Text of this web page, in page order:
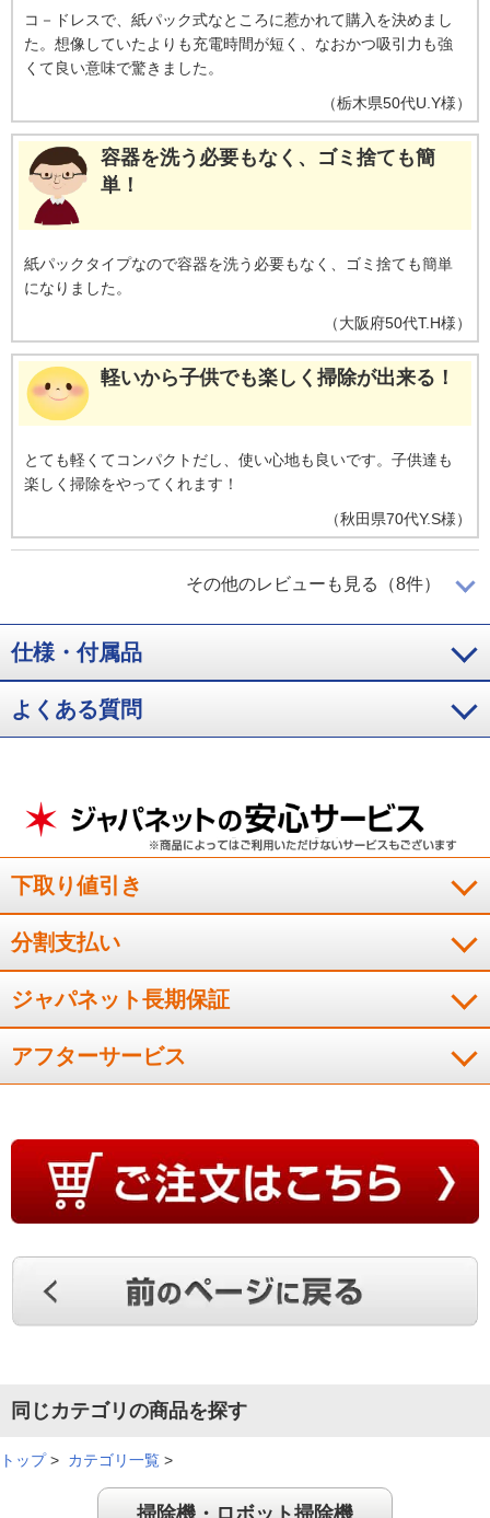
コ－ドレスで、紙パック式なところに惹かれて購入を決めまし
た。想像していたよりも充電時間が短く、なおかつ吸引力も強
くて良い意味で驚きました。
（栃木県50代U.Y様）
容器を洗う必要もなく、ゴミ捨ても簡
単！
紙パックタイプなので容器を洗う必要もなく、ゴミ捨ても簡単
になりました。
（大阪府50代T.H様）
軽いから子供でも楽しく掃除が出来る！
とても軽くてコンパクトだし、使い心地も良いです。子供達も
楽しく掃除をやってくれます！
（秋田県70代Y.S様）
高齢の母のために購入しました！
コ－ドレスで軽いということで、高齢の母のために購入しまし
た。吸引力もあり、軽くて使いやすいと母も喜んでいます。
K.T様）
紙パック式だと、ゴミ捨ての際にホコリが飛び散る心配をしな
くて良いのが嬉しいです！とても気持ちよく掃除が出来ます！
（福島県60代W.M様）
スティック式だから狭いところも届く！
紙パック式が良かったので購入しました。軽いし、スティック
片付けはスタンドに置くだけでスマ－
トなのが気に入っています。ゴミ処理もラクで、軽くて扱いや
コンパクトで吸引力も良い！
紙パックで、吸引力が落ちない事に魅力を感じて購入しまし
た。かなりコンパクトで、階段下に収納しています。直ぐに掃
その他のレビューも見る（8件）
仕様・付属品
よくある質問
下取り値引き
分割支払い
ジャパネット長期保証
アフターサービス
同じカテゴリの商品を探す
トップ> カテゴリ一覧 >
掃除機・ロボット掃除機